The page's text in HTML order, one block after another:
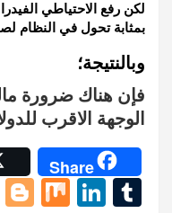
بمثابة تحول في النظام
وبالنتيجة؛
فإن هناك ضرورة
الوجهة الاقرب
Share
T
Li
M